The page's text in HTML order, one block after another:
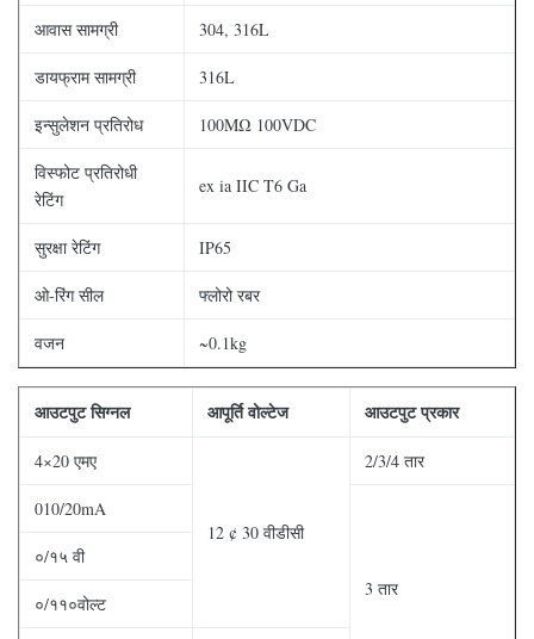
आवास सामग्री 304, 316L
डायफ्राम सामग्री 316L
इन्सुलेशन प्रतिरोध 100MΩ 100VDC
विस्फोट प्रतिरोधी
रेटिंग
ex ia IIC T6 Ga
सुरक्षा रेटिंग IP65
ओ-रिंग सील फ्लोरो रबर
वजन ~0.1kg
आउटपुट सिग्नल आपूर्ति वोल्टेज आउटपुट प्रकार
4×20 एमए
12 ¢ 30 वीडीसी
2/3/4 तार
010/20mA
3 तार
०/१५ वी
०/११०वोल्ट